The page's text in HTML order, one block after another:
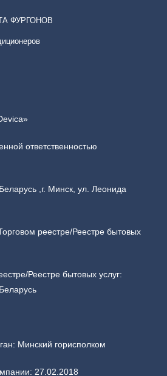
ФУРГОНОВ
ответственностью
,г. Минск, ул. Леонида
реестре/Реестре бытовых
Реестре бытовых услуг:
Минский горисполком
27.02.2018